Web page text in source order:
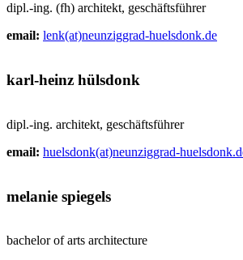
dipl.-ing. (fh) architekt, geschäftsführer
email: lenk(at)neunziggrad-huelsdonk.de
karl-heinz hülsdonk
dipl.-ing. architekt, geschäftsführer
email: huelsdonk(at)neunziggrad-
melanie spiegels
bachelor of arts architecture